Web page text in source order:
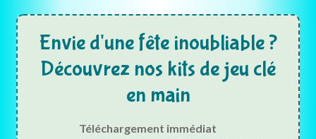
Envie d'une fête inoubliable ?
Découvrez nos kits de jeu clé
en main
Téléchargement immédiat